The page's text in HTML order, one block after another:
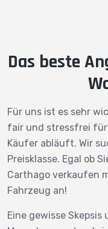
Das beste
Für uns ist es sehr
fair und stressfrei für
Käufer abläuft. Wir
Preisklasse. Egal ob
Carthago verkaufen
Fahrzeug an!
Eine gewisse